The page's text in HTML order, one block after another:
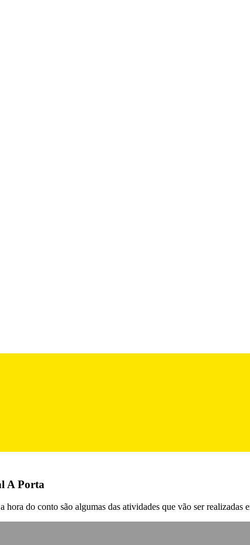
A Porta
hora do conto são algumas das atividades que vão ser